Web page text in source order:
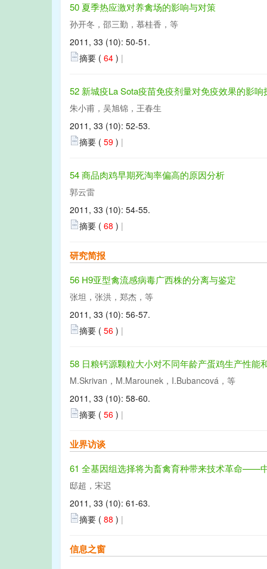
50 夏季热应激对养禽场的影响与对策
孙开冬，邵三勤，慕桂香，等
2011, 33 (10): 50-51.
摘要 ( 64 ) |
52 新城疫La Sota疫苗免疫剂量对免疫效果的影响
朱小甫，吴旭锦，王春生
2011, 33 (10): 52-53.
摘要 ( 59 ) |
54 商品肉鸡早期死淘率偏高的原因分析
郭云雷
2011, 33 (10): 54-55.
摘要 ( 68 ) |
研究简报
56 H9亚型禽流感病毒广西株的分离与鉴定
张坦，张洪，郑杰，等
2011, 33 (10): 56-57.
摘要 ( 56 ) |
58 日粮钙源颗粒大小对不同年龄产蛋鸡生产性能
M.Skrivan，M.Marounek，I.Bubancová，等
2011, 33 (10): 58-60.
摘要 ( 56 ) |
业界访谈
61 全基因组选择将为畜禽育种带来技术革命——
邸超，宋迟
2011, 33 (10): 61-63.
摘要 ( 88 ) |
信息之窗